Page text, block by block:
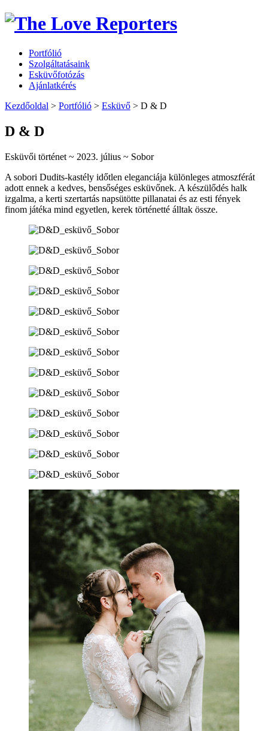
Portfólió
Szolgáltatásaink
Esküvőfotózás
Ajánlatkérés
Kezdőoldal > Portfólió > Esküvő > D & D
D & D
Esküvői történet ~ 2023. július ~ Sobor
A sobori Dudits-kastély időtlen eleganciája különleges atmoszférát
adott ennek a kedves, bensőséges esküvőnek. A készülődés halk
izgalma, a kerti szertartás napsütötte pillanatai és az esti fények
finom játéka mind egyetlen, kerek történetté álltak össze.